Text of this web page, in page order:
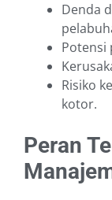
Denda
Potensi
Risiko
kotor.
Peran